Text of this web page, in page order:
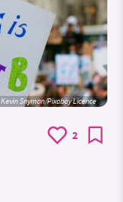
Kevin Snyman/Pixabay Licence
2